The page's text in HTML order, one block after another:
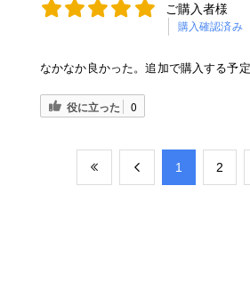
ご購入者様
購入確認済み
なかなか良かった。追加で購入する予定
役に立った 0
​1 ​2